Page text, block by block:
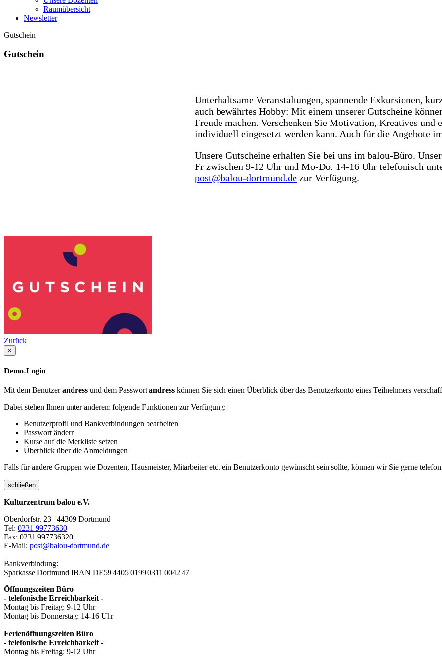
Raumübersicht
Newsletter
Gutschein
Gutschein
Unterhaltsame Veranstaltungen, spannende Exkursionen,
auch bewährtes Hobby: Mit einem unserer Gutscheine
Freude machen. Verschenken Sie Motivation, Kreatives und
individuell eingesetzt werden kann. Auch für die Angebote
Unsere Gutscheine erhalten Sie bei uns im balou-Büro.
Fr zwischen 9-12 Uhr und Mo-Do: 14-16 Uhr telefonisch
post@balou-dortmund.de zur Verfügung.
Zurück
×
Demo-Login
Mit dem Benutzerandress und dem Passwort andress können Sie sich einen Überblick über das Benutzerkonto eines Teilnehmers
Dabei stehen Ihnen unter anderem folgende Funktionen zur Verfügung:
Benutzerprofil und Bankverbindungen bearbeiten
Passwort ändern
Kurse auf die Merkliste setzen
Überblick über die Anmeldungen
Falls für andere Gruppen wie Dozenten, Hausmeister, Mitarbeiter etc. ein Benutzerkonto gewünscht sein sollte, können wir Sie gerne
schließen
Kulturzentrum balou e.V.
Oberdorfstr. 23 | 44309 Dortmund
Tel: 0231 99773630
Fax: 0231 997736320
E-Mail: post@balou-dortmund.de
Bankverbindung:
Sparkasse Dortmund IBAN DE59 4405 0199 0311 0042 47
Öffnungszeiten Büro
- telefonische Erreichbarkeit -
Montag bis Freitag: 9-12 Uhr
Montag bis Donnerstag: 14-16 Uhr
Ferienöffnungszeiten Büro
- telefonische Erreichbarkeit -
Montag bis Freitag: 9-12 Uhr